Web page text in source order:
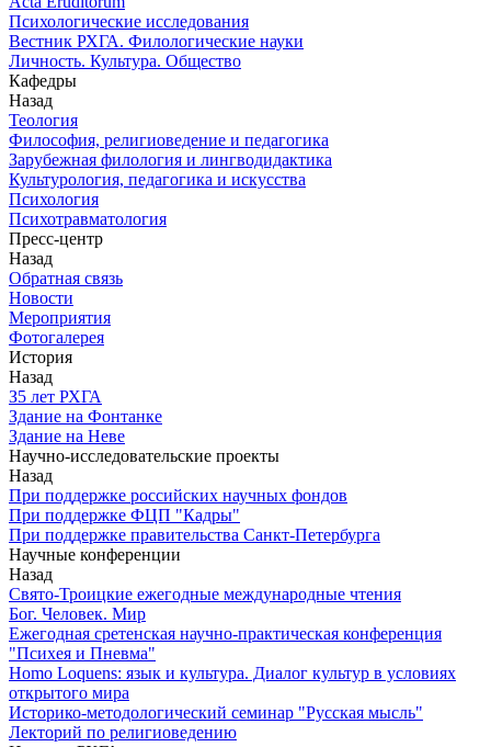
Психологические исследования
Вестник РХГА. Филологические науки
Личность. Культура. Общество
Кафедры
Назад
Теология
Философия, религиоведение и педагогика
Зарубежная филология и лингводидактика
Культурология, педагогика и искусства
Психология
Психотравматология
Пресс-центр
Назад
Обратная связь
Новости
Мероприятия
Фотогалерея
История
Назад
З5 лет РХГА
Здание на Фонтанке
Здание на Неве
Научно-исследовательские проекты
Назад
При поддержке российских научных фондов
При поддержке ФЦП "Кадры"
При поддержке правительства Санкт-Петербурга
Научные конференции
Назад
Свято-Троицкие ежегодные международные чтения
Бог. Человек. Мир
Ежегодная сретенская научно-практическая конференция
"Психея и Пневма"
Homo Loquens: язык и культура. Диалог культур в условиях
открытого мира
Историко-методологический семинар "Русская мысль"
Лекторий по религиоведению